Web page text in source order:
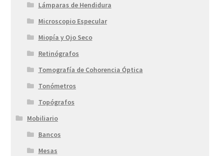
Lámparas de Hendidura
Microscopio Especular
Miopía y Ojo Seco
Retinógrafos
Tomografía de Cohorencia Óptica
Tonómetros
Topógrafos
Mobiliario
Bancos
Mesas